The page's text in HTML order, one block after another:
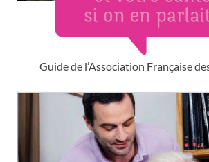
Guide de l’Association Française